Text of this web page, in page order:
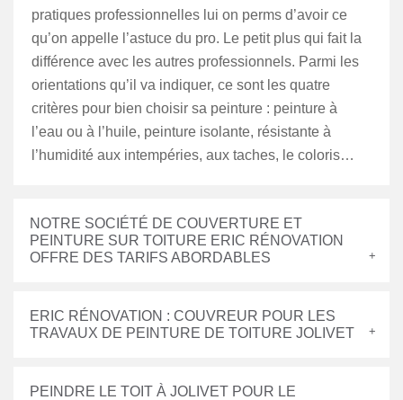
pratiques professionnelles lui on perms d’avoir ce
qu’on appelle l’astuce du pro. Le petit plus qui fait la
différence avec les autres professionnels. Parmi les
orientations qu’il va indiquer, ce sont les quatre
critères pour bien choisir sa peinture : peinture à
l’eau ou à l’huile, peinture isolante, résistante à
l’humidité aux intempéries, aux taches, le coloris…
NOTRE SOCIÉTÉ DE COUVERTURE ET
PEINTURE SUR TOITURE ERIC RÉNOVATION
OFFRE DES TARIFS ABORDABLES
ERIC RÉNOVATION : COUVREUR POUR LES
TRAVAUX DE PEINTURE DE TOITURE JOLIVET
PEINDRE LE TOIT À JOLIVET POUR LE